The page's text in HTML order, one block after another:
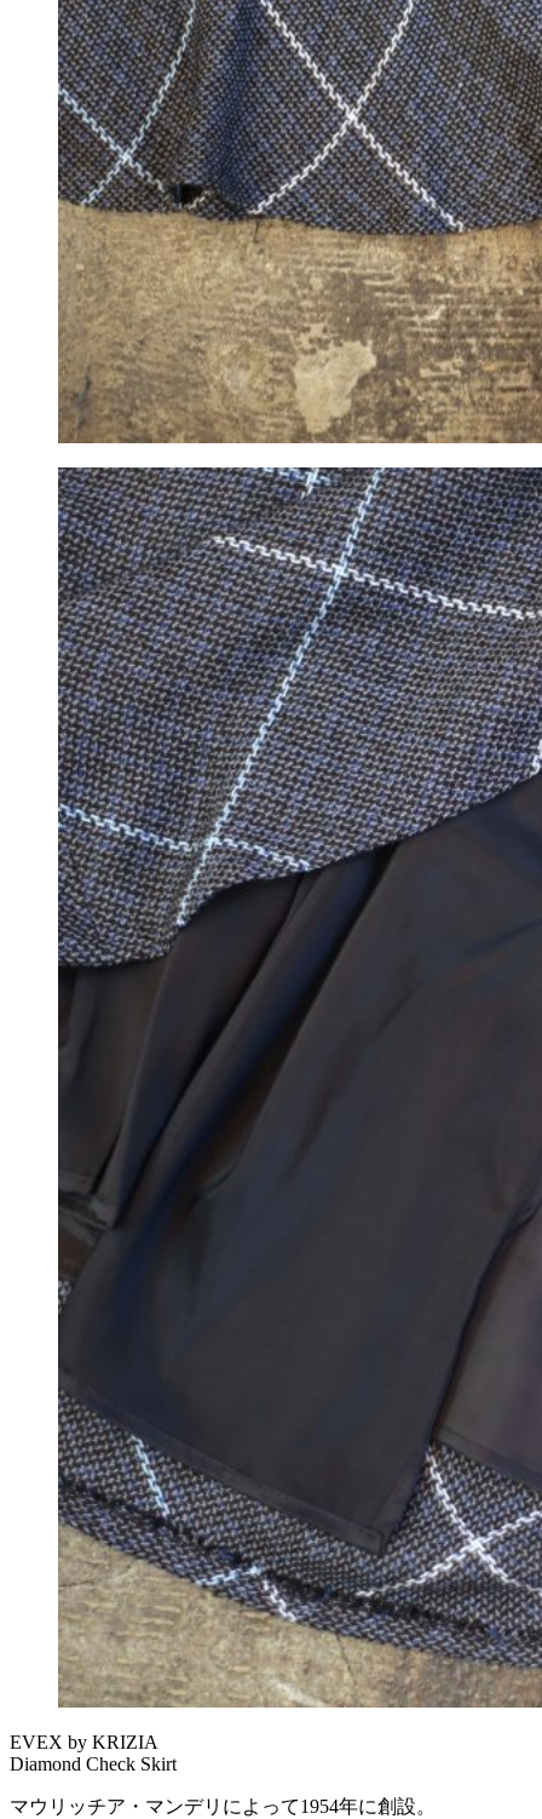
EVEX by KRIZIA
Diamond Check Skirt
マウリッチア・マンデリによって1954年に創設。